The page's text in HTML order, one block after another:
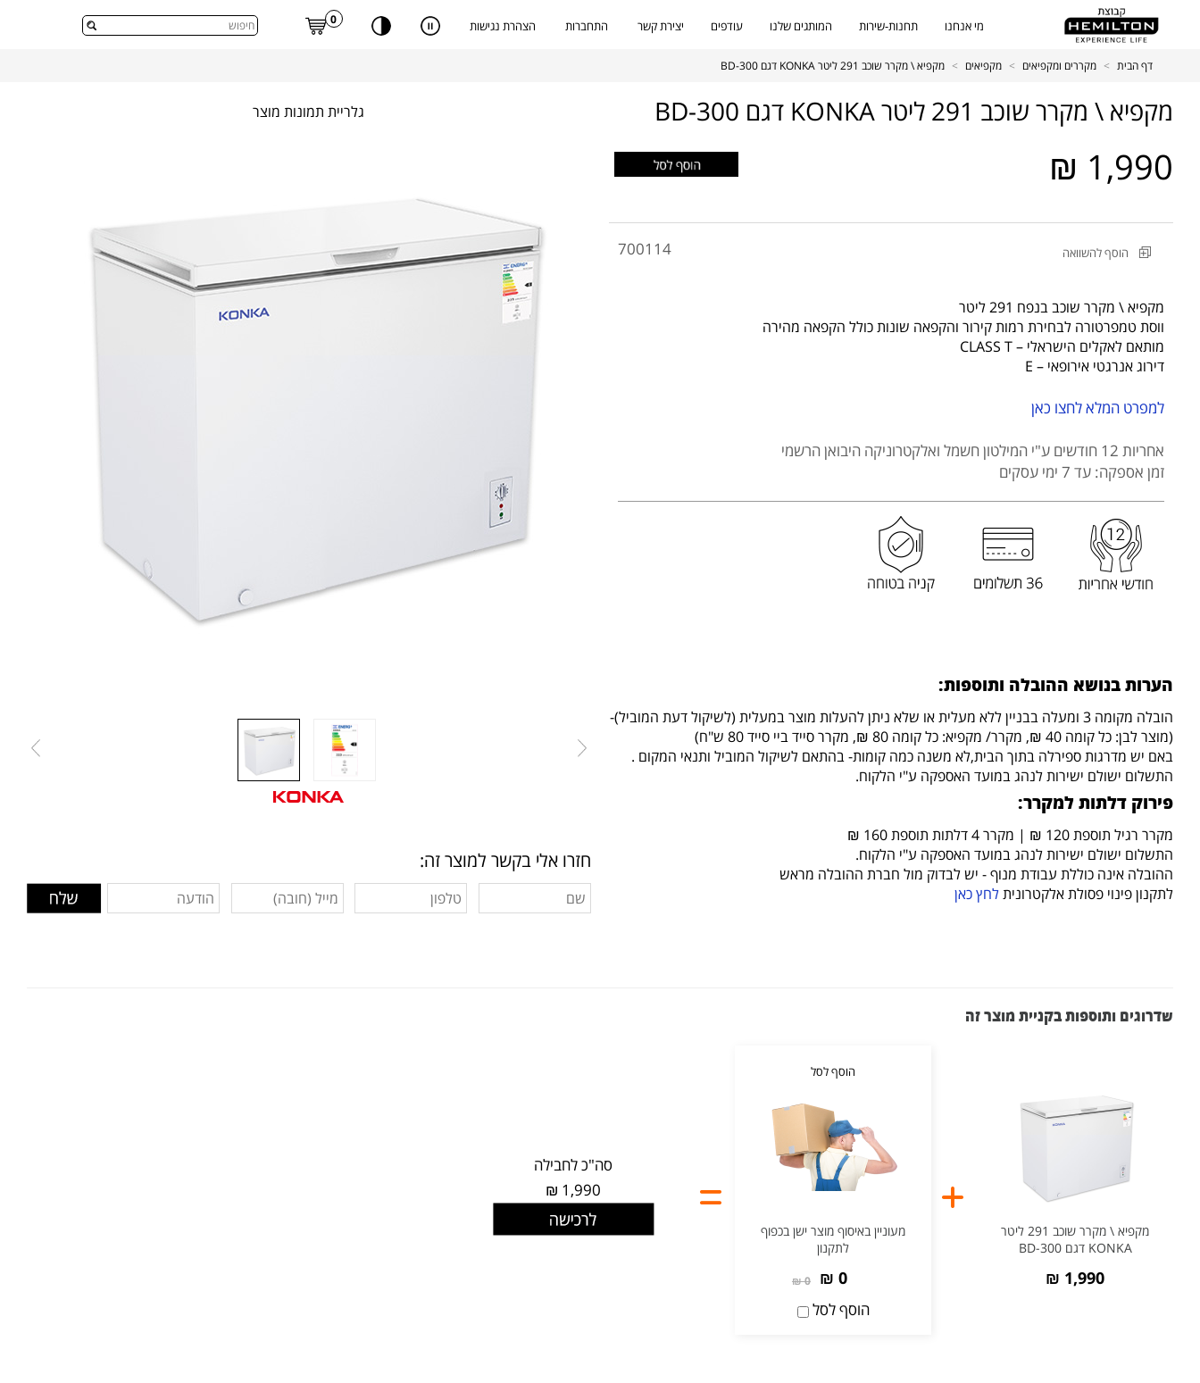
דלג לתוכן העמוד
מי אנחנו תחנות-שירות המותגים שלנו עודפים יצירת קשר התחברות הצהרת נגישות 0
דף הבית > מקררים ומקפיאים > מקפיאים > מקפיא \ מקרר שוכב 291 ליטר KONKA דגם BD-300
מקפיא \ מקרר שוכב 291 ליטר KONKA דגם BD-300
1,990 ₪
700114
מקט
הוסף להשוואה
מקרר
שוכב
291
KONKA
BD-
300
מקפיא \ מקרר שוכב בנפח 291 ליטר
ווסת טמפרטורה לבחירת רמות קירור והקפאה שונות כולל הקפאה מהירה
מותאם לאקלים הישראלי – CLASS T
דירוג אנרגטי אירופאי – E
למפרט המלא לחצו כאן
אחריות 12 חודשים
ע"י המילטון חשמל ואלקטרוניקה היבואן הרשמי
זמן אספקה: עד 7 ימי עסקים
הערות בנושא ההובלה ותוספות:
הובלה מקומה 3 ומעלה בבניין ללא מעלית או שלא ניתן להעלות מוצר במעלית (לשיקול דעת המוביל)-
(מוצר לבן: כל קומה 40 ₪, מקרר/ מקפיא: כל קומה 80 ₪, מקרר סייד ביי סייד 80 ש"ח)
באם יש מדרגות ספירלה בתוך הבית,לא משנה כמה קומות- בהתאם לשיקול המוביל ותנאי המקום .
התשלום ישולם ישירות לנהג במועד האספקה ע"י הלקוח.
פירוק דלתות למקרר:
מקרר רגיל תוספת 120 ₪ | מקרר 4 דלתות תוספת 160 ₪
התשלום ישולם ישירות לנהג במועד האספקה ע"י הלקוח.
ההובלה אינה כוללת עבודת מנוף - יש לבדוק מול חברת ההובלה מראש
לתקנון פינוי פסולת אלקטרוניתלחץ כאן
גלריית תמונות מוצר
חזרו אלי בקשר למוצר זה:
שדרוגים ותוספות בקניית מוצר זה
מקפיא \ מקרר שוכב 291 ליטר
KONKA דגם BD-300
1,990 ₪
הוסף לסל
מעוניין באיסוף מוצר ישן בכפוף
לתקנון
0 ₪
0 ₪
הוסף לסל
סה"כ לחבילה
1,990 ₪